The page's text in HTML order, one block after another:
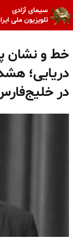
سیمای آزادی
تلویزیون ملی
خط و نشان
دریایی؛
در